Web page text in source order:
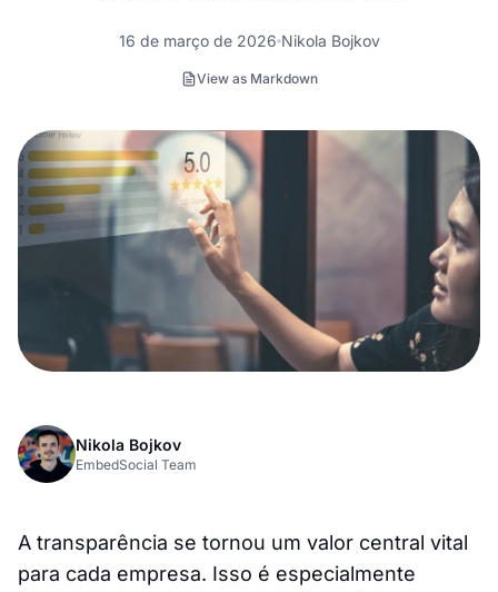
16 de março de 2026 Nikola Bojkov
View as Markdown
Nikola Bojkov
EmbedSocial Team
A transparência se tornou um valor central vital
para cada empresa. Isso é especialmente